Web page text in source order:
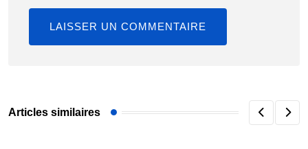
Articles similaires